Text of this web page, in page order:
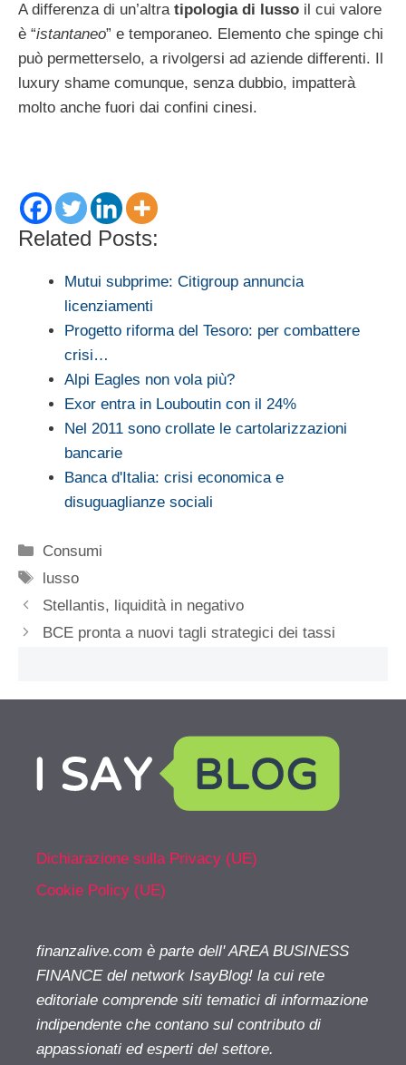
A differenza di un’altra tipologia di lusso il cui valore
è “istantaneo” e temporaneo. Elemento che spinge chi
può permetterselo, a rivolgersi ad aziende differenti. Il
luxury shame comunque, senza dubbio, impatterà
molto anche fuori dai confini cinesi.
Related Posts:
Mutui subprime: Citigroup annuncia
licenziamenti
Progetto riforma del Tesoro: per combattere
crisi…
Alpi Eagles non vola più?
Exor entra in Louboutin con il 24%
Nel 2011 sono crollate le cartolarizzazioni
bancarie
Banca d'Italia: crisi economica e
disuguaglianze sociali
Categorie
Consumi
Tag
lusso
Stellantis, liquidità in negativo
BCE pronta a nuovi tagli strategici dei tassi
Dichiarazione sulla Privacy (UE)
Cookie Policy (UE)
finanzalive.com è parte dell' AREA BUSINESS
FINANCE del network IsayBlog! la cui rete
editoriale comprende siti tematici di informazione
indipendente che contano sul contributo di
appassionati ed esperti del settore.